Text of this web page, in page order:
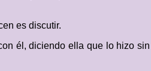
es discutir.
él, diciendo ella que lo hizo